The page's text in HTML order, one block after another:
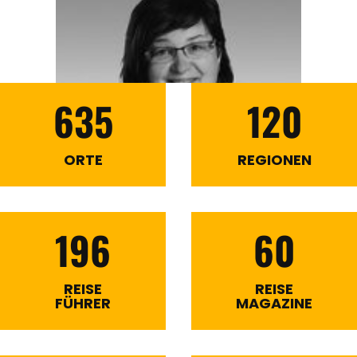
635
ORTE
120
REGIONEN
196
REISE
FÜHRER
60
REISE
MAGAZINE